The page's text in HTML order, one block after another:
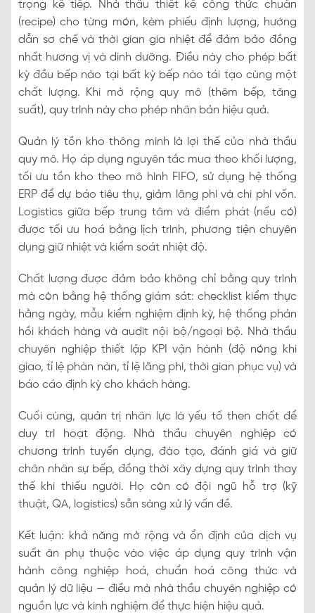
trọng kế tiếp. Nhà thầu thiết kế công thức chuẩn
(recipe) cho từng món, kèm phiếu định lượng, hướng
dẫn sơ chế và thời gian gia nhiệt để đảm bảo đồng
nhất hương vị và dinh dưỡng. Điều này cho phép bất
kỳ đầu bếp nào tại bất kỳ bếp nào tái tạo cùng một
chất lượng. Khi mở rộng quy mô (thêm bếp, tăng
suất), quy trình này cho phép nhân bản hiệu quả.
Quản lý tồn kho thông minh là lợi thế của nhà thầu
quy mô. Họ áp dụng nguyên tắc mua theo khối lượng,
tối ưu tồn kho theo mô hình FIFO, sử dụng hệ thống
ERP để dự báo tiêu thụ, giảm lãng phí và chi phí vốn.
Logistics giữa bếp trung tâm và điểm phát (nếu có)
được tối ưu hoá bằng lịch trình, phương tiện chuyên
dụng giữ nhiệt và kiểm soát nhiệt độ.
Chất lượng được đảm bảo không chỉ bằng quy trình
mà còn bằng hệ thống giám sát: checklist kiểm thực
hằng ngày, mẫu kiểm nghiệm định kỳ, hệ thống phản
hồi khách hàng và audit nội bộ/ngoại bộ. Nhà thầu
chuyên nghiệp thiết lập KPI vận hành (độ nóng khi
giao, tỉ lệ phàn nàn, tỉ lệ lãng phí, thời gian phục vụ) và
báo cáo định kỳ cho khách hàng.
Cuối cùng, quản trị nhân lực là yếu tố then chốt để
duy trì hoạt động. Nhà thầu chuyên nghiệp có
chương trình tuyển dụng, đào tạo, đánh giá và giữ
chân nhân sự bếp, đồng thời xây dựng quy trình thay
thế khi thiếu người. Họ còn có đội ngũ hỗ trợ (kỹ
thuật, QA, logistics) sẵn sàng xử lý vấn đề.
Kết luận: khả năng mở rộng và ổn định của dịch vụ
suất ăn phụ thuộc vào việc áp dụng quy trình vận
hành công nghiệp hoá, chuẩn hoá công thức và
quản lý dữ liệu — điều mà nhà thầu chuyên nghiệp có
nguồn lực và kinh nghiệm để thực hiện hiệu quả.